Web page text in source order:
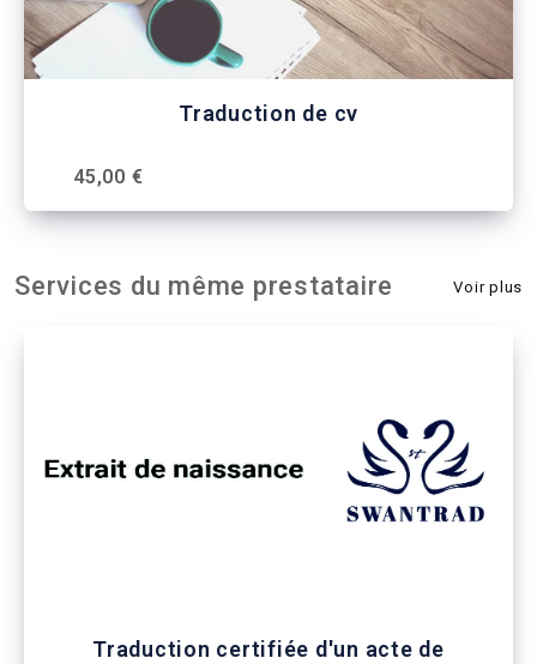
Traduction de cv
45,00 €
Services du même prestataire Voir plus
Traduction certifiée d'un acte de